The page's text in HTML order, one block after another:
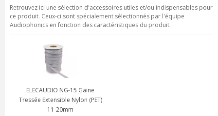
Retrouvez ici une sélection d'accessoires utiles et/ou indispensables pour
ce produit. Ceux-ci sont spécialement sélectionnés par l'équipe
Audiophonics en fonction des caractéristiques du produit.
ELECAUDIO NG-15 Gaine
Tressée Extensible Nylon (PET)
11-20mm